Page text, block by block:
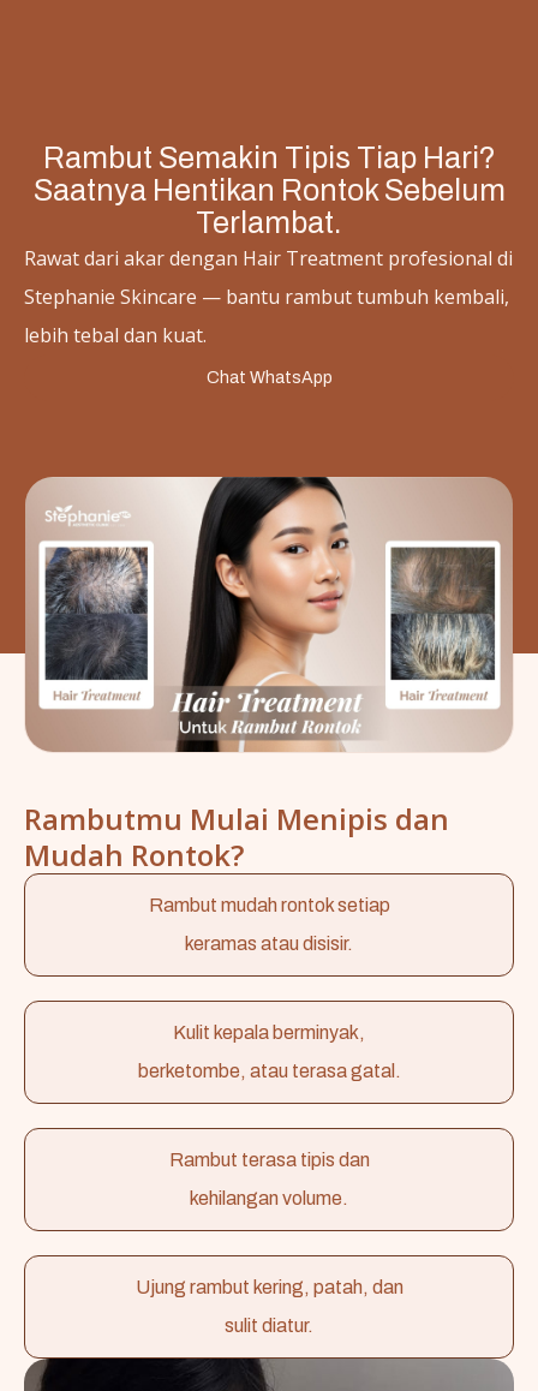
Rambut Semakin Tipis Tiap Hari?
Saatnya Hentikan Rontok Sebelum
Terlambat.
Rawat dari akar dengan Hair Treatment profesional di
Stephanie Skincare — bantu rambut tumbuh kembali,
lebih tebal dan kuat.
Chat WhatsApp
Rambutmu Mulai Menipis dan
Mudah Rontok?
Rambut mudah rontok setiap
keramas atau disisir.
Kulit kepala berminyak,
berketombe, atau terasa gatal.
Rambut terasa tipis dan
kehilangan volume.
Ujung rambut kering, patah, dan
sulit diatur.